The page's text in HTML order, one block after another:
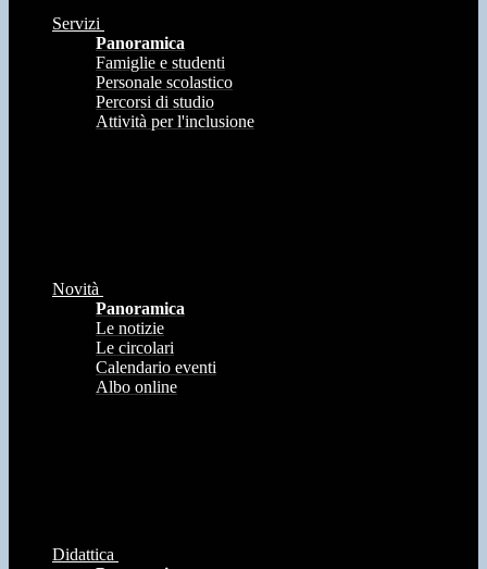
Servizi
Panoramica
Famiglie e studenti
Personale scolastico
Percorsi di studio
Attività per l'inclusione
Novità
Panoramica
Le notizie
Le circolari
Calendario eventi
Albo online
Didattica